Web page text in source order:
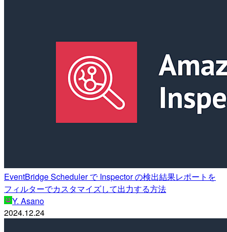
EventBridge Scheduler で Inspector の検出結果レポートを
フィルターでカスタマイズして出力する方法
Y. Asano
2024.12.24